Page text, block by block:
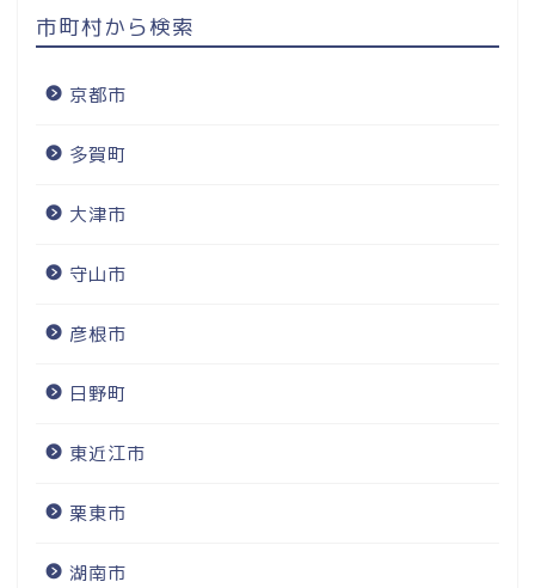
市町村から検索
京都市
多賀町
大津市
守山市
彦根市
日野町
東近江市
栗東市
湖南市